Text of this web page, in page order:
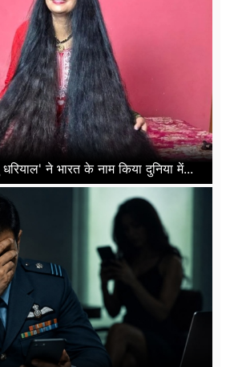
धरियाल' ने भारत के नाम किया दुनिया में...